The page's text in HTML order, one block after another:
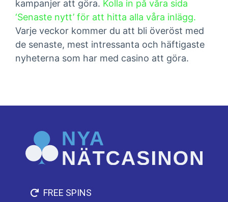
kampanjer att göra. Kolla in på våra sida
‘Senaste nytt’ för att hitta alla våra inlägg.
Varje veckor kommer du att bli överöst med
de senaste, mest intressanta och häftigaste
nyheterna som har med casino att göra.
FREE SPINS